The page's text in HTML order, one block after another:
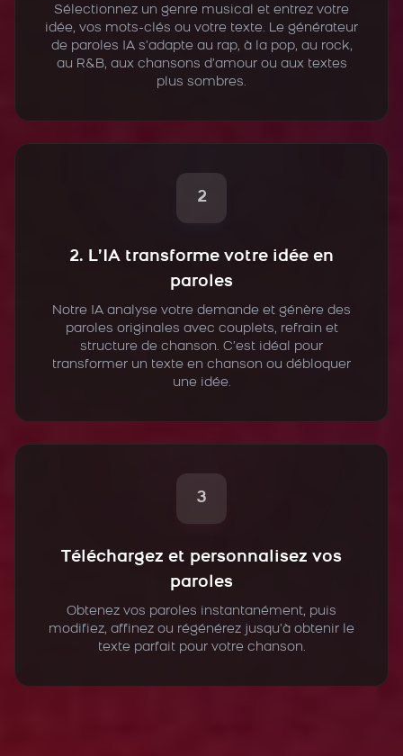
Sélectionnez un genre musical et entrez votre
idée, vos mots-clés ou votre texte. Le générateur
de paroles IA s’adapte au rap, à la pop, au rock,
au R&B, aux chansons d’amour ou aux textes
plus sombres.
2
2. L’IA transforme votre idée en
paroles
Notre IA analyse votre demande et génère des
paroles originales avec couplets, refrain et
structure de chanson. C’est idéal pour
transformer un texte en chanson ou débloquer
une idée.
3
Téléchargez et personnalisez vos
paroles
Obtenez vos paroles instantanément, puis
modifiez, affinez ou régénérez jusqu’à obtenir le
texte parfait pour votre chanson.